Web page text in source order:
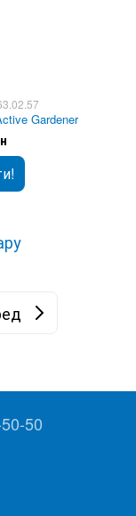
Gardener
50